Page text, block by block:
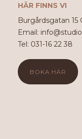
HÄR FINNS VI
Burgårdsgatan 15
Email:
Tel: 031-16 22 38
BOKA HÄR